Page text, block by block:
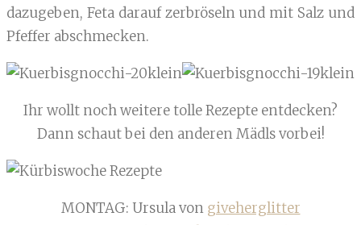
dazugeben, Feta darauf zerbröseln und mit Salz und
Pfeffer abschmecken.
Ihr wollt noch weitere tolle Rezepte entdecken?
Dann schaut bei den anderen Mädls vorbei!
MONTAG: Ursula von giveherglitter